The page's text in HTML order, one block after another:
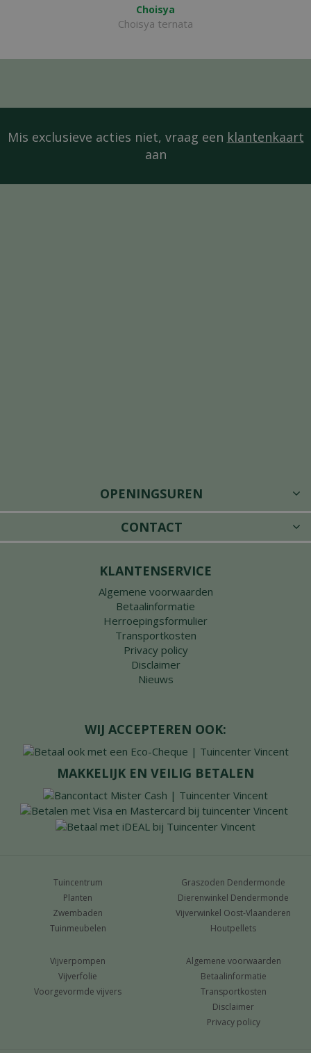
Choisya
Choisya ternata
Mis exclusieve acties niet, vraag een klantenkaart
aan
OPENINGSUREN
CONTACT
KLANTENSERVICE
Algemene voorwaarden
Betaalinformatie
Herroepingsformulier
Transportkosten
Privacy policy
Disclaimer
Nieuws
WIJ ACCEPTEREN OOK:
MAKKELIJK EN VEILIG BETALEN
Tuincentrum
Planten
Zwembaden
Tuinmeubelen
Graszoden Dendermonde
Dierenwinkel Dendermonde
Vijverwinkel Oost-Vlaanderen
Houtpellets
Vijverpompen
Vijverfolie
Voorgevormde vijvers
Algemene voorwaarden
Betaalinformatie
Transportkosten
Disclaimer
Privacy policy